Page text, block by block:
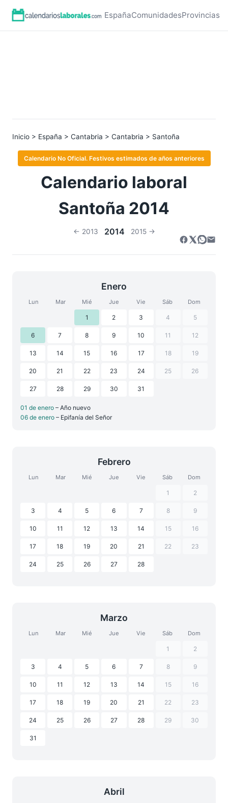
EspañaComunidadesProvincias
Inicio > España > Cantabria > Cantabria > Santoña
Calendario No Oficial. Festivos estimados de años anteriores
Calendario laboral
Santoña 2014
← 2013 2014 2015 →
Enero
Lun Mar Mié Jue Vie Sáb Dom
1 2 3 4 5
6 7 8 9 10 11 12
13 14 15 16 17 18 19
20 21 22 23 24 25 26
27 28 29 30 31
01 de enero – Año nuevo
06 de enero – Epifanía del Señor
Febrero
Lun Mar Mié Jue Vie Sáb Dom
1 2
3 4 5 6 7 8 9
10 11 12 13 14 15 16
17 18 19 20 21 22 23
24 25 26 27 28
Marzo
Lun Mar Mié Jue Vie Sáb Dom
1 2
3 4 5 6 7 8 9
10 11 12 13 14 15 16
17 18 19 20 21 22 23
24 25 26 27 28 29 30
31
Abril